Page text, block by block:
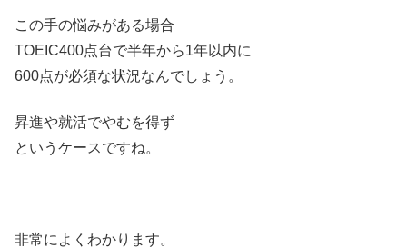
この手の悩みがある場合
TOEIC400点台で半年から1年以内に
600点が必須な状況なんでしょう。
昇進や就活でやむを得ず
というケースですね。
非常によくわかります。